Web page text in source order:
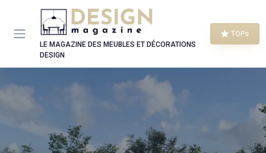
LE MAGAZINE DES MEUBLES ET DÉCORATIONS
DESIGN
TOPs
Panneau de gestion des cookies